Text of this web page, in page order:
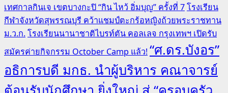
เทศกาลกินเจ เขตบางกะปิ “กิน ไหว้ อิ่มบุญ” ครั้งที่ 7โรงเรียน
กีฬาจังหวัดสุพรรณบุรี คว้าแชมป์ตะกร้อหญิงถ้วยพระราชทาน
ม.ว.ก.โรงเรียนนานาชาติไบรท์ตัน คอลเลจ กรุงเทพฯ เปิดรับ
สมัครค่ายกิจกรรม October Camp แล้ว!“ศ.ดร.บังอร”
อธิการบดี มกธ. นำผู้บริหาร คณาจารย์